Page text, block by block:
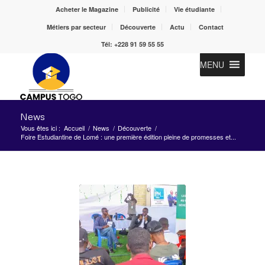
Acheter le Magazine Publicité
Vie étudiante
Métiers par secteur
Découverte Actu
Contact
Tél: +228 91 59 55 55
MENU
News
Vous êtes ici : Accueil / News / Découverte /
Foire Estudiantine de Lomé : une première édition pleine de promesses et...